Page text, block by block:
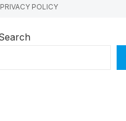
PRIVACY POLICY